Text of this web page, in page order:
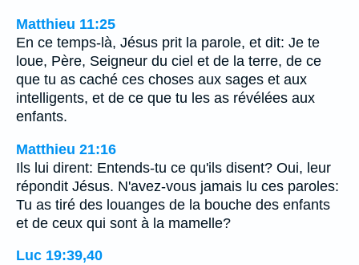
Matthieu 11:25
En ce temps-là, Jésus prit la parole, et dit: Je te
loue, Père, Seigneur du ciel et de la terre, de ce
que tu as caché ces choses aux sages et aux
intelligents, et de ce que tu les as révélées aux
enfants.
Matthieu 21:16
Ils lui dirent: Entends-tu ce qu'ils disent? Oui, leur
répondit Jésus. N'avez-vous jamais lu ces paroles:
Tu as tiré des louanges de la bouche des enfants
et de ceux qui sont à la mamelle?
Luc 19:39,40